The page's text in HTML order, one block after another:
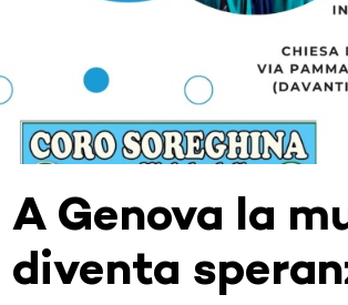
A Genova la
diventa